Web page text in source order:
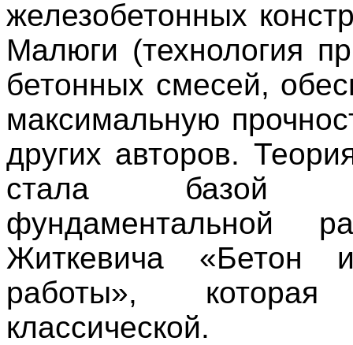
железобетонных
Малюги (технология
бетонных смесей,
максимальную
других авторов.
стала
фундаментальной
Житкевича «Бетон
работы», которая
классической.